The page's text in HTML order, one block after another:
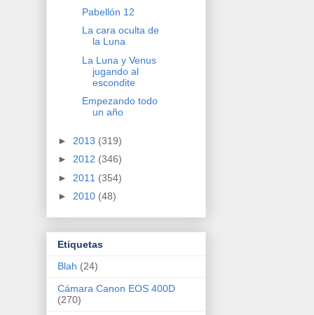
Pabellón 12
La cara oculta de
la Luna
La Luna y Venus
jugando al
escondite
Empezando todo
un año
► 2013 (319)
► 2012 (346)
► 2011 (354)
► 2010 (48)
Etiquetas
Blah (24)
Cámara Canon EOS 400D
(270)